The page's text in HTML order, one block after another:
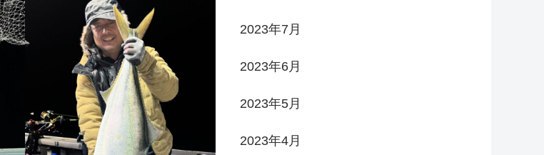
2023年7月
2023年6月
2023年5月
2023年4月